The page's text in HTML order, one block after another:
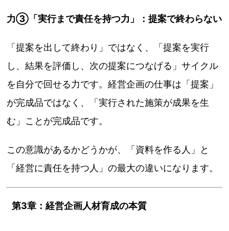
力③「実行まで責任を持つ力」：提案で終わらない
「提案を出して終わり」ではなく、「提案を実行
し、結果を評価し、次の提案につなげる」サイクル
を自分で回せる力です。経営企画の仕事は「提案」
が完成品ではなく、「実行された施策が成果を生
む」ことが完成品です。
この意識があるかどうかが、「資料を作る人」と
「経営に責任を持つ人」の最大の違いになります。
第3章：経営企画人材育成の本質